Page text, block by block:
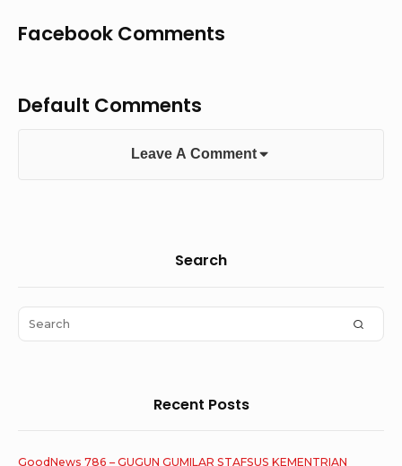
Facebook Comments
Default Comments
Leave A Comment
Area
Search
Search
for:
Recent Posts
GoodNews 786 – GUGUN GUMILAR STAFSUS KEMENTRIAN